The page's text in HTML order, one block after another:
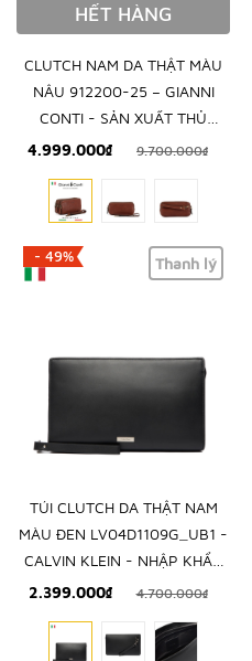
HẾT HÀNG
CLUTCH NAM DA THẬT MÀU
NÂU 912200-25 – GIANNI
CONTI - SẢN XUẤT THỦ
CÔNG TỪ ITALY
4.999.000₫ 9.700.000₫
- 49% Thanh lý
TÚI CLUTCH DA THẬT NAM
MÀU ĐEN LV04D1109G_UB1 -
CALVIN KLEIN - NHẬP KHẨU
CHÍNH HÃNG TỪ Ý
2.399.000₫ 4.700.000₫